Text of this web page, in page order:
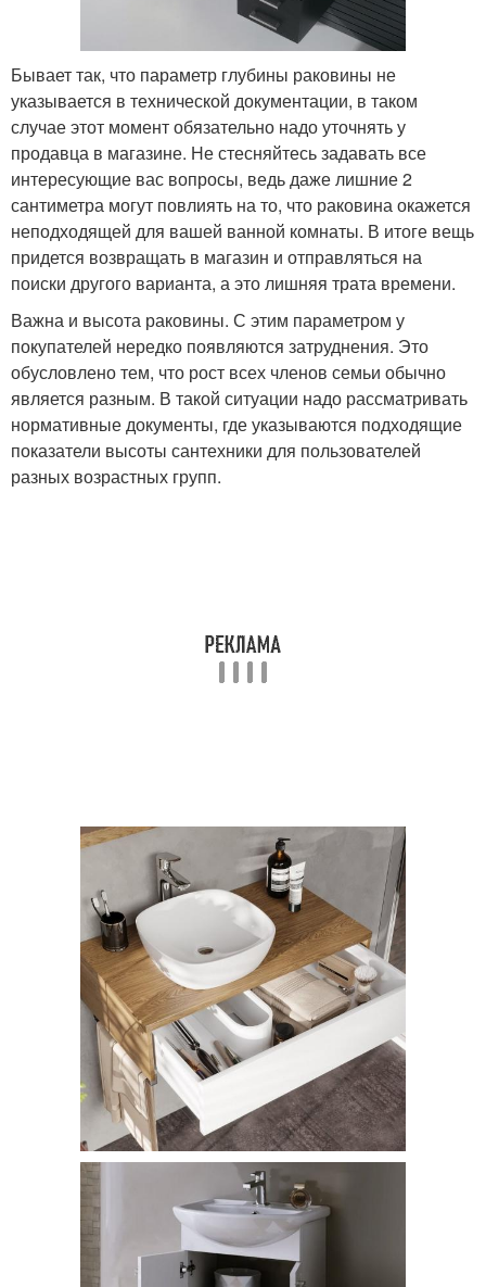
Бывает так, что параметр глубины раковины не
указывается в технической документации, в таком
случае этот момент обязательно надо уточнять у
продавца в магазине. Не стесняйтесь задавать все
интересующие вас вопросы, ведь даже лишние 2
сантиметра могут повлиять на то, что раковина окажется
неподходящей для вашей ванной комнаты. В итоге вещь
придется возвращать в магазин и отправляться на
поиски другого варианта, а это лишняя трата времени.
Важна и высота раковины. С этим параметром у
покупателей нередко появляются затруднения. Это
обусловлено тем, что рост всех членов семьи обычно
является разным. В такой ситуации надо рассматривать
нормативные документы, где указываются подходящие
показатели высоты сантехники для пользователей
разных возрастных групп.